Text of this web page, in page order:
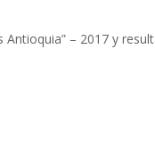
– 2017 y